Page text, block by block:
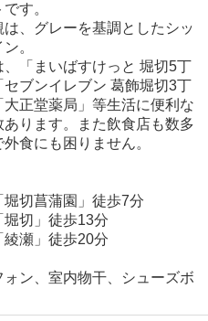
す。
は、グレーを基調としたシッ
。
、「まいばすけっと 堀切5丁
セブンイレブン 葛飾堀切3丁
大正堂薬局」等生活に便利な
あります。また飲食店も数多
外食にも困りません。
堀切菖蒲園」徒歩7分
堀切」徒歩13分
綾瀬」徒歩20分
ォン、室内物干、シューズボ